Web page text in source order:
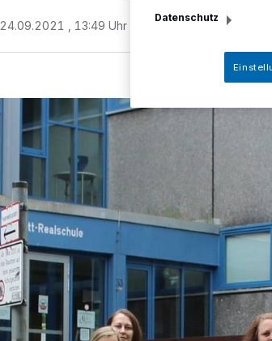
24.09.2021 , 13:49 Uhr 2 Minuten Lesezeit
Datenschutz